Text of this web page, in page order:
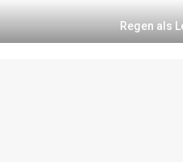
Regen als